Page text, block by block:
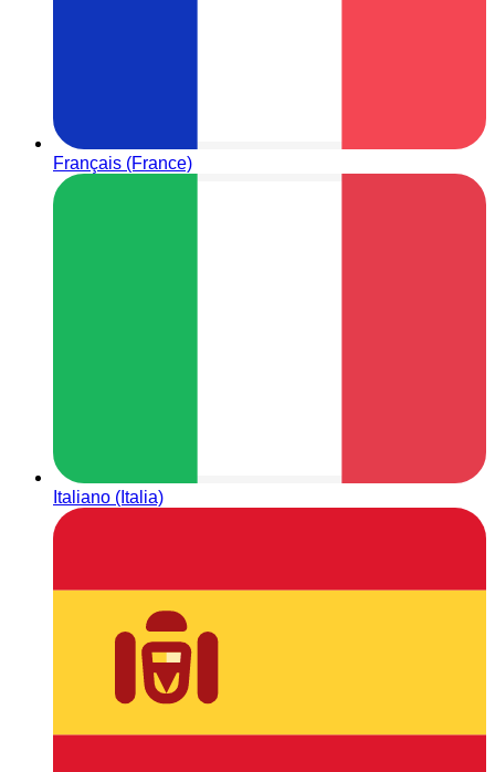
Français (France)
Italiano (Italia)